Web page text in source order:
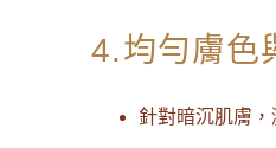
4.均勻膚色
針對暗沉肌膚